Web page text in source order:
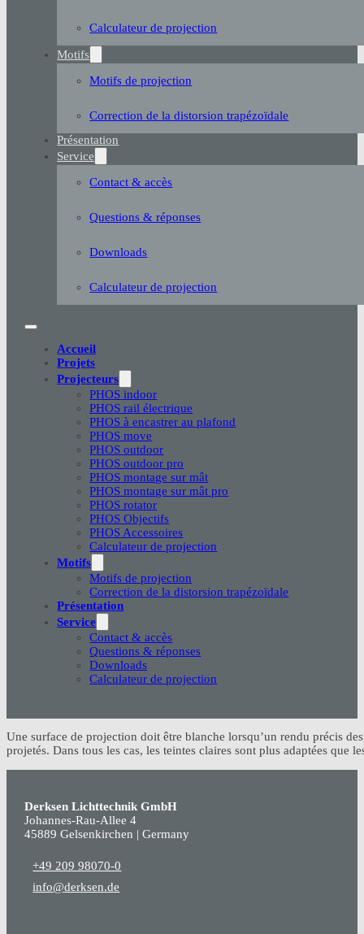
Calculateur de projection
Motifs
Motifs de projection
Correction de la distorsion trapézoïdale
Présentation
Service
Contact & accès
Questions & réponses
Downloads
Calculateur de projection
Accueil
Projets
Projecteurs
PHOS indoor
PHOS rail électrique
PHOS à encastrer au plafond
PHOS move
PHOS outdoor
PHOS outdoor pro
PHOS montage sur mât
PHOS montage sur mât pro
PHOS rotator
PHOS Objectifs
PHOS Accessoires
Calculateur de projection
Motifs
Motifs de projection
Correction de la distorsion trapézoïdale
Présentation
Service
Contact & accès
Questions & réponses
Downloads
Calculateur de projection
Une surface de projection doit être blanche lorsqu’un rendu précis
projetés. Dans tous les cas, les teintes claires sont plus adaptées que
Derksen Lichttechnik GmbH
Johannes-Rau-Allee 4
45889 Gelsenkirchen | Germany
+49 209 98070-0
info@derksen.de